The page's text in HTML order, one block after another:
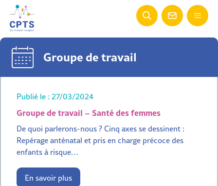
Groupe de travail
Publié le : 27/03/2024
Groupe de travail – Santé des femmes
De quoi parlerons-nous ? Cinq axes se dessinent :
Repérage anténatal et pris en charge précoce des
enfants à risque…
En savoir plus